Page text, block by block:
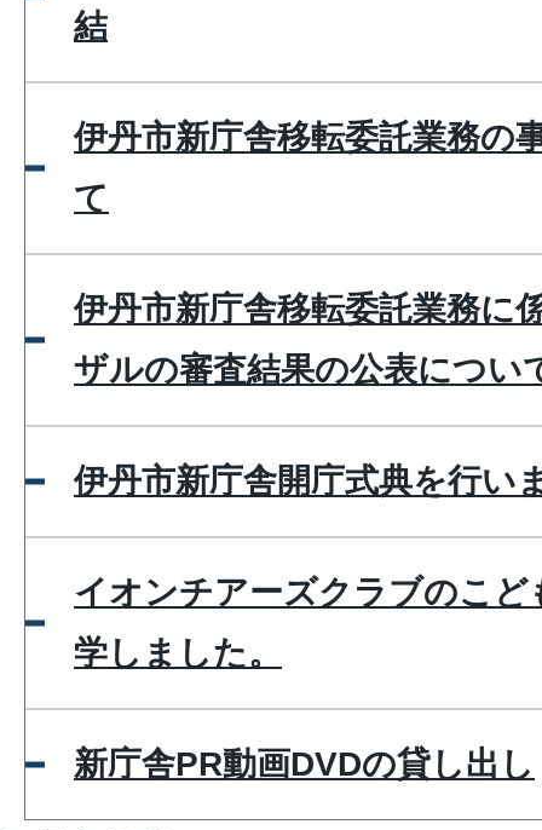
結
伊丹市新庁舎移転委託業務の
て
伊丹市新庁舎移転委託業務に
ザルの審査結果の公表につい
伊丹市新庁舎開庁式典を行い
イオンチアーズクラブのこど
学しました。
新庁舎PR動画DVDの貸し出し